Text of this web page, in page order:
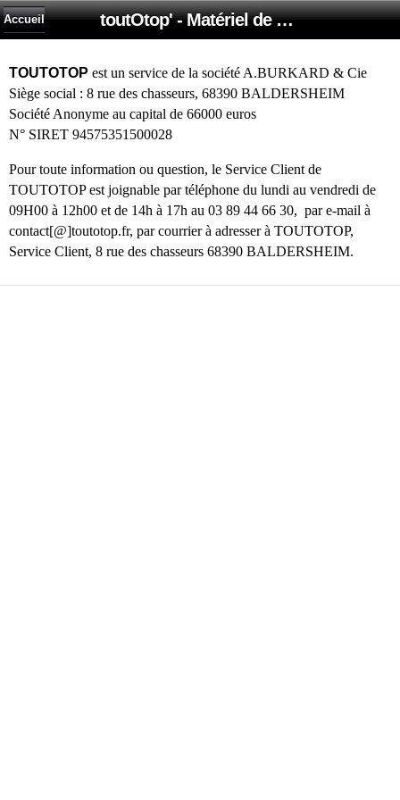
toutOtop' - Matériel de nettoyage, produit d'entretien, lubrifiant pour professionnel et particulier
Accueil
TOUTOTOP est un service de la société A.BURKARD & Cie
Siège social : 8 rue des chasseurs, 68390 BALDERSHEIM
Société Anonyme au capital de 66000 euros
N° SIRET 94575351500028
Pour toute information ou question, le Service Client de
TOUTOTOP est joignable par téléphone du lundi au vendredi de
09H00 à 12h00 et de 14h à 17h au 03 89 44 66 30, par e-mail à
contact[@]toutotop.fr, par courrier à adresser à TOUTOTOP,
Service Client, 8 rue des chasseurs 68390 BALDERSHEIM.